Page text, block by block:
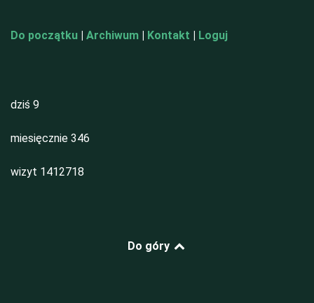
Do początku Archiwum Kontakt Loguj
dziś 9
miesięcznie 346
wizyt 1412718
Do góry